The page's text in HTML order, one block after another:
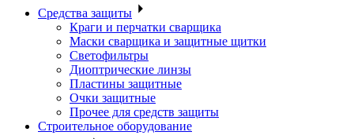
Средства защиты
Краги и перчатки сварщика
Маски сварщика и защитные щитки
Светофильтры
Диоптрические линзы
Пластины защитные
Очки защитные
Прочее для средств защиты
Строительное оборудование